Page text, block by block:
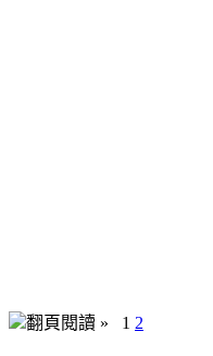
翻頁閱讀 » 1 2